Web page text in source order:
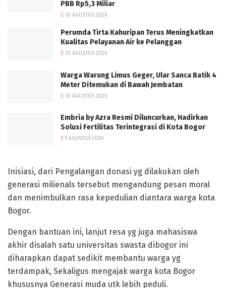
PBB Rp5,3 Miliar
10 AGUSTUS 2026
Perumda Tirta Kahuripan Terus Meningkatkan
Kualitas Pelayanan Air ke Pelanggan
10 AGUSTUS 2026
Warga Warung Limus Geger, Ular Sanca Batik 4
Meter Ditemukan di Bawah Jembatan
10 AGUSTUS 2026
Embria by Azra Resmi Diluncurkan, Hadirkan
Solusi Fertilitas Terintegrasi di Kota Bogor
9 AGUSTUS 2026
Inisiasi, dari Pengalangan donasi yg dilakukan oleh
generasi milienals tersebut mengandung pesan moral
dan menimbulkan rasa kepedulian diantara warga kota
Bogor.
Dengan bantuan ini, lanjut resa yg juga mahasiswa
akhir disalah satu universitas swasta dibogor ini
diharapkan dapat sedikit membantu warga yg
terdampak, Sekaligus mengajak warga kota Bogor
khususnya Generasi muda utk lebih peduli.